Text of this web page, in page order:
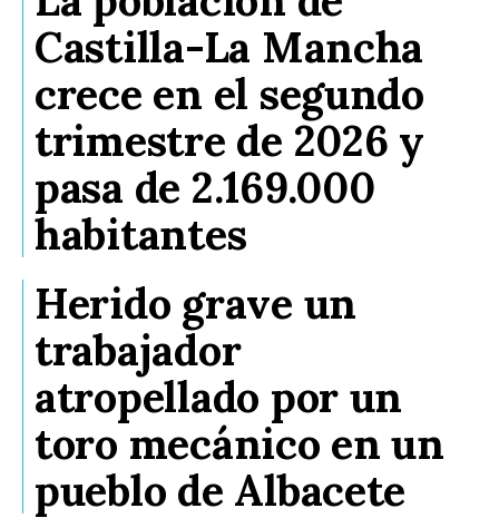
Castilla-La Mancha
crece en el segundo
trimestre de 2026 y
pasa de 2.169.000
habitantes
Herido grave un
trabajador
atropellado por un
toro mecánico en un
pueblo de Albacete